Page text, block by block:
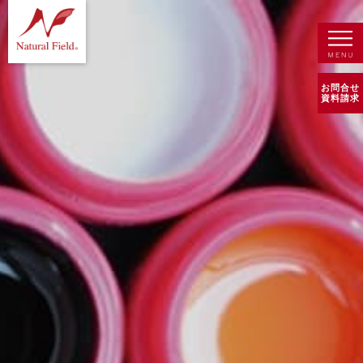
お問合せ
資料請求